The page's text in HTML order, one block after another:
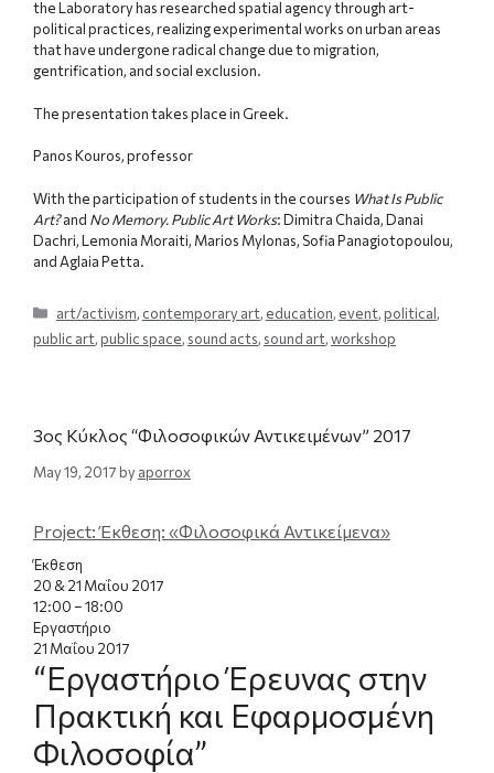
the Laboratory has researched spatial agency through art-
political practices, realizing experimental works on urban areas
that have undergone radical change due to migration,
gentrification, and social exclusion.
The presentation takes place in Greek.
Panos Kouros, professor
With the participation of students in the courses What Is Public
Art?and No Memory. Public Art Works: Dimitra Chaida, Danai
Dachri, Lemonia Moraiti, Marios Mylonas, Sofia Panagiotopoulou,
and Aglaia Petta.
Categories
art/activism, contemporary art, education, event,political,
public art,public space, sound acts, sound art,workshop
3ος Κύκλος “Φιλοσοφικών Αντικειμένων” 2017
May 19, 2017 byaporrox
Project: Έκθεση: «Φιλοσοφικά Αντικείμενα»
Έκθεση
20 & 21 Μαΐου 2017
12:00 – 18:00
Εργαστήριο
21 Μαΐου 2017
“Εργαστήριο Έρευνας στην
Πρακτική και Εφαρμοσμένη
Φιλοσοφία”